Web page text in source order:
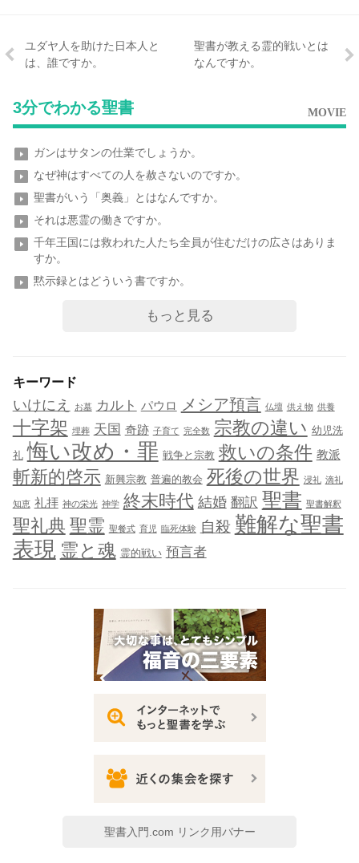
ユダヤ人を助けた日本人と
は、誰ですか。
聖書が教える霊的戦いとは
なんですか。
3分でわかる聖書 MOVIE
ガンはサタンの仕業でしょうか。
なぜ神はすべての人を赦さないのですか。
聖書がいう「奥義」とはなんですか。
それは悪霊の働きですか。
千年王国には救われた人たち全員が住むだけの広さはありま
すか。
黙示録とはどういう書ですか。
もっと見る
キーワード
いけにえ お墓 カルト パウロ メシア預言 仏壇 供え物 供養
十字架 埋葬 天国 奇跡 子育て 完全数 宗教の違い 幼児洗
礼 悔い改め・罪 戦争と宗教 救いの条件 教派
斬新的啓示 新興宗教 普遍的教会 死後の世界 浸礼 滴礼
知恵 礼拝 神の栄光 神学 終末時代 結婚 翻訳 聖書 聖書解釈
聖礼典 聖霊 聖餐式 育児 臨死体験 自殺 難解な聖書
表現 霊と魂 霊的戦い 預言者
聖書入門.com リンク用バナー